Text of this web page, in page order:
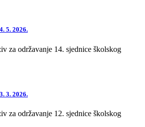
5. 2026.
za održavanje 14. sjednice školskog
3. 2026.
za održavanje 12. sjednice školskog